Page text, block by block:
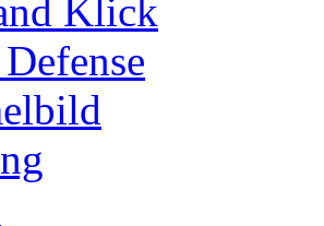
Klick